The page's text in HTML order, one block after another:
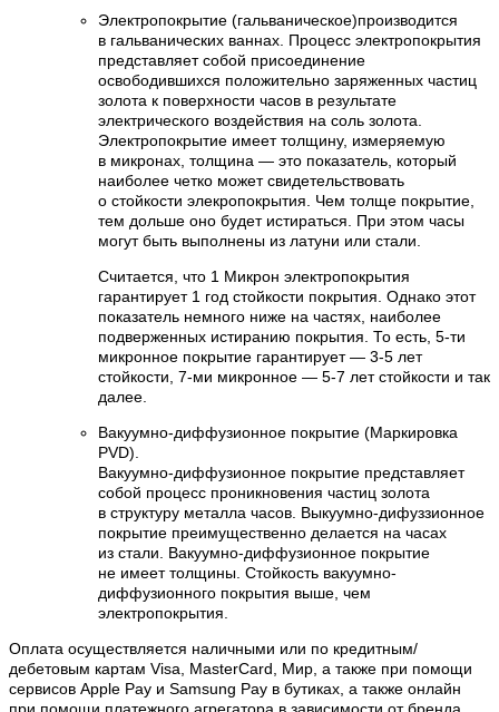
Электропокрытие (гальваническое)производится
в гальванических ваннах. Процесс электропокрытия
представляет собой присоединение
освободившихся положительно заряженных частиц
золота к поверхности часов в результате
электрического воздействия на соль золота.
Электропокрытие имеет толщину, измеряемую
в микронах, толщина — это показатель, который
наиболее четко может свидетельствовать
о стойкости элекропокрытия. Чем толще покрытие,
тем дольше оно будет истираться. При этом часы
могут быть выполнены из латуни или стали.
Считается, что 1 Микрон электропокрытия
гарантирует 1 год стойкости покрытия. Однако этот
показатель немного ниже на частях, наиболее
подверженных истиранию покрытия. То есть, 5-ти
микронное покрытие гарантирует — 3-5 лет
стойкости, 7-ми микронное — 5-7 лет стойкости и так
далее.
Вакуумно-диффузионное покрытие (Маркировка
PVD).
Вакуумно-диффузионное покрытие представляет
собой процесс проникновения частиц золота
в структуру металла часов. Выкуумно-дифуззионное
покрытие преимущественно делается на часах
из стали. Вакуумно-диффузионное покрытие
не имеет толщины. Стойкость вакуумно-
диффузионного покрытия выше, чем
электропокрытия.
Оплата осуществляется наличными или по кредитным/
дебетовым картам Visa, MasterCard, Мир, а также при помощи
сервисов Apple Pay и Samsung Pay в бутиках, а также онлайн